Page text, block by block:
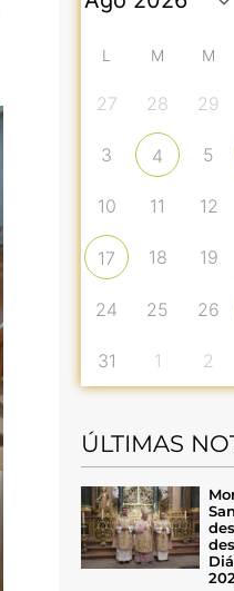
L M M
27 28 29
3 4 5
10 11 12
17 18 19
24 25 26
31 1 2
ÚLTIMAS